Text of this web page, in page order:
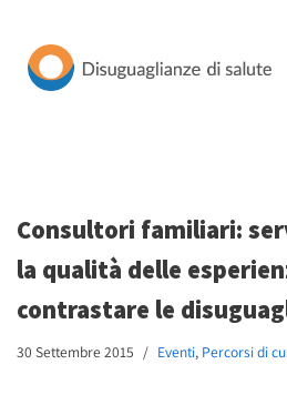
Vai
Consultori familiari:
la qualità delle
contrastare le
30 Settembre 2015 Eventi, Percorsi di